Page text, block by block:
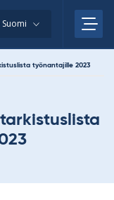
Suomi
työnantajille 2023